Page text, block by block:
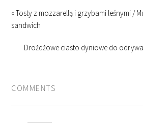
« Tosty z mozzarellą i grzybami leśnymi /
sandwich
Drożdżowe ciasto dyniowe do
COMMENTS